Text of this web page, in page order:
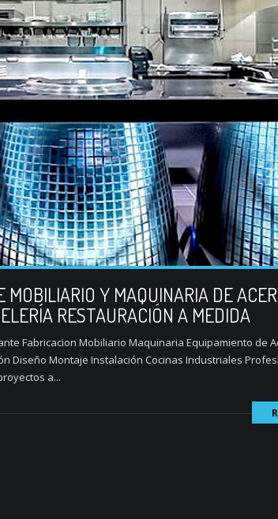
MOBILIARIO Y MAQUINARIA DE
RESTAURACIÓN A MEDIDA
Fabricacion Mobiliario Maquinaria Equipamiento de
Diseño Montaje Instalación Cocinas Industriales
a...